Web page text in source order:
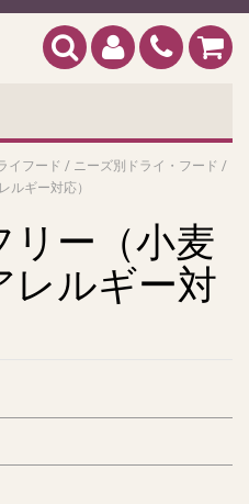
イフード / ニーズ別ドライ・フード /
ルギー対応）
リー（小麦
レルギー対